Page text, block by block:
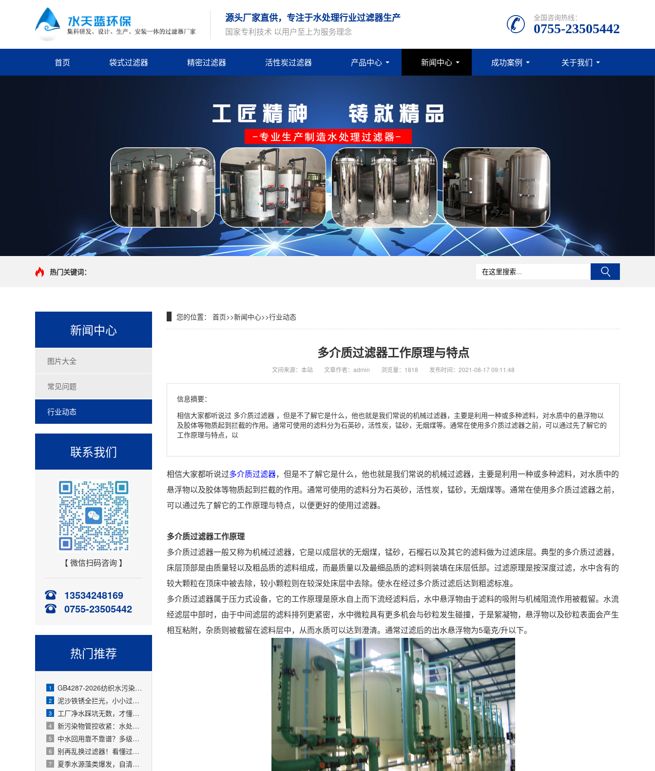
源头厂家直供，专注于水处理行业过滤器生产
国家专利技术 以用户至上为服务理念
全国咨询热线：
0755-23505442
首页 袋式过滤器 精密过滤器 活性炭过滤器 产品中心 新闻中心 成功案例 关于我们
热门关键词：
新闻中心
图片大全
常见问题
行业动态
联系我们
【 微信扫码咨询 】
13534248169
0755-23505442
热门推荐
1 GB4287-2026纺织水污染物新标准实施，前端过滤器成企业环保刚需
2 泥沙铁锈全拦光，小小过滤器拯救整套水处理设备
3 工厂净水踩坑无数，才懂过滤器是整套工艺的地基
4 新污染物管控收紧：水处理精密过滤器可截留微塑料、微量有害物质
5 中水回用靠不靠谱？多级过滤器层层过滤，出水达标可循环
6 别再乱换过滤器！看懂过滤精度，水处理过滤器少花冤枉钱
7 夏季水源藻类爆发，自清洗过滤器搞定原水预处理难题
您的位置： 首页>>新闻中心>>行业动态
多介质过滤器工作原理与特点
文间来源：本站 文章作者：admin 浏览量：1818 发布时间：2021-08-17 09:11:48
信息摘要：
相信大家都听说过 多介质过滤器 ，但是不了解它是什么，他也就是我们常说的机械过滤器，主要是利用一种或多种滤料，对水质中的悬浮物以
及胶体等物质起到拦截的作用。通常可使用的滤料分为石英砂，活性炭，锰砂，无烟煤等。通常在使用多介质过滤器之前，可以通过先了解它的
工作原理与特点，以
相信大家都听说过多介质过滤器，但是不了解它是什么，他也就是我们常说的机械过滤器，主要是利用一种或多种滤料，对水质中的
悬浮物以及胶体等物质起到拦截的作用。通常可使用的滤料分为石英砂，活性炭，锰砂，无烟煤等。通常在使用多介质过滤器之前，
可以通过先了解它的工作原理与特点，以便更好的使用过滤器。
多介质过滤器工作原理
多介质过滤器一般又称为机械过滤器，它是以成层状的无烟煤，锰砂，石榴石以及其它的滤料做为过滤床层。典型的多介质过滤器，
床层顶部是由质量轻以及粗品质的滤料组成，而最质量以及最细品质的滤料则装填在床层低部。过滤原理是按深度过滤，水中含有的
较大颗粒在顶床中被去除，较小颗粒则在较深处床层中去除。使水在经过多介质过滤后达到粗滤标准。
多介质过滤器属于压力式设备，它的工作原理是原水自上而下流经滤料后，水中悬浮物由于滤料的吸附与机械阻流作用被截留。水流
经滤层中部时，由于中间滤层的滤料排列更紧密，水中微粒具有更多机会与砂粒发生碰撞，于是絮凝物，悬浮物以及砂粒表面会产生
相互粘附，杂质则被截留在滤料层中，从而水质可以达到澄清。通常过滤后的出水悬浮物为5毫克/升以下。